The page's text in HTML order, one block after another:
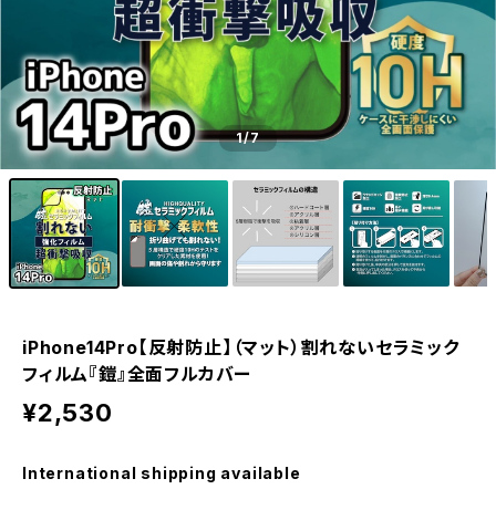
1/7
iPhone14Pro【反射防止】（マット）割れないセラミック
フィルム『鎧』全面フルカバー
¥2,530
International shipping available